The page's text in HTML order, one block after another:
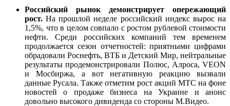
Российский рынок демонстрирует опережающий
рост. На прошлой неделе российский индекс вырос на
1,5%, что в целом совпало с ростом рублевой стоимости
нефти. Среди российских компаний тем временем
продолжается сезон отчетностей: приятными цифрами
обрадовали Роснефть, ВТБ и Детский Мир, нейтральные
результаты продемонстрировали Полюс, Алроса, VEON
и Мосбиржа, а вот негативную реакцию вызвали
данные Русала. Также отметим рост акций МТС на фоне
новостей о продаже бизнеса на Украине и анонс
довольно высокого дивиденда со стороны М.Видео.